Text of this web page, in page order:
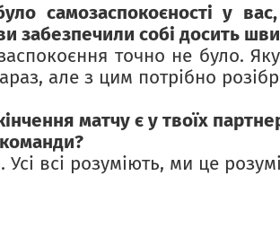
самозаспокоєності у
забезпечили собі досить
точно не було.
але з цим потрібно
матчу є у твоїх
Усі всі розуміють, ми це